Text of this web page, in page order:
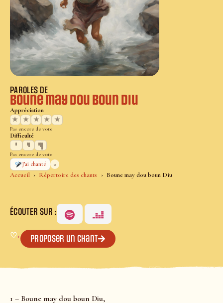
Accueil Répertoire des chants Boune may dou boun Diu
PAROLES DE
Boune may dou boun Diu
Appréciation
★
★ ★ ★ ★
Pas encore de vote
Difficulté
Pas encore de vote
J’ai chanté
0
ÉCOUTER SUR :
♡+ Proposer un chant
1 – Boune may dou boun Diu,